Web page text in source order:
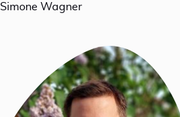
Simone Wagner